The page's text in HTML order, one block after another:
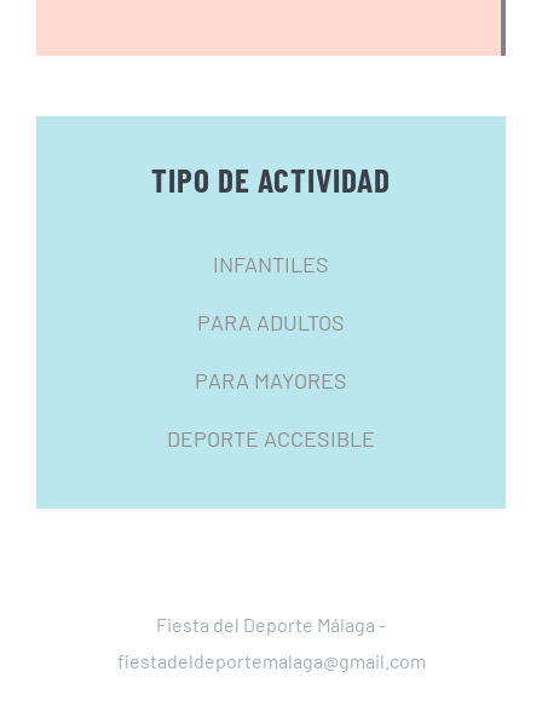
TIPO DE ACTIVIDAD
INFANTILES
PARA ADULTOS
PARA MAYORES
DEPORTE ACCESIBLE
Fiesta del Deporte Málaga -
fiestadeldeportemalaga@gmail.com